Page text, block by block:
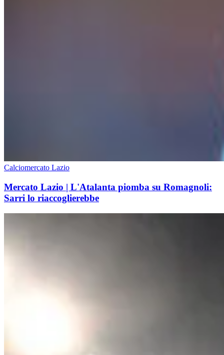
Calciomercato Lazio
Mercato Lazio | L'Atalanta piomba su Romagnoli:
Sarri lo riaccoglierebbe